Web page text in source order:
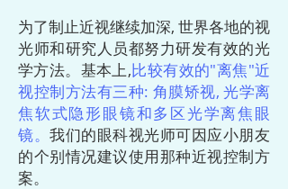
为了制止近视继续加深, 世界各地的视
光师和研究人员都努力研发有效的光
学方法。基本上,比较有效的"离焦"近
视控制方法有三种: 角膜矫视, 光学离
焦软式隐形眼镜和多区光学离焦眼
镜。我们的眼科视光师可因应小朋友
的个别情况建议使用那种近视控制方
案。